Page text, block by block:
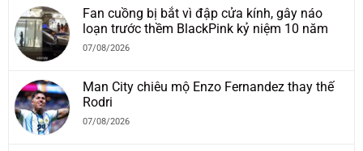
Fan cuồng bị bắt vì đập cửa kính, gây náo
loạn trước thềm BlackPink kỷ niệm 10 năm
07/08/2026
Man City chiêu mộ Enzo Fernandez thay thế
Rodri
07/08/2026